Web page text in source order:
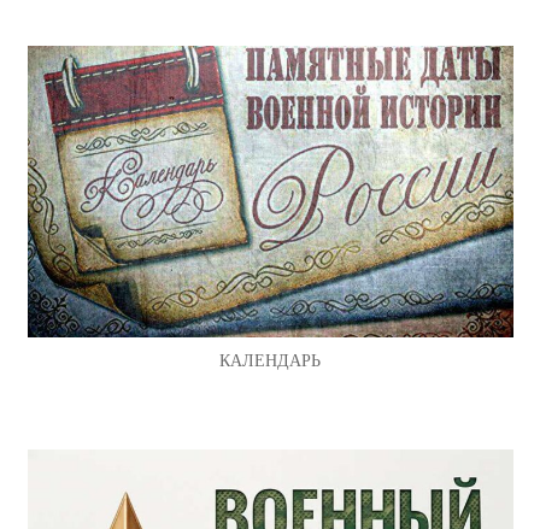
КАЛЕНДАРЬ